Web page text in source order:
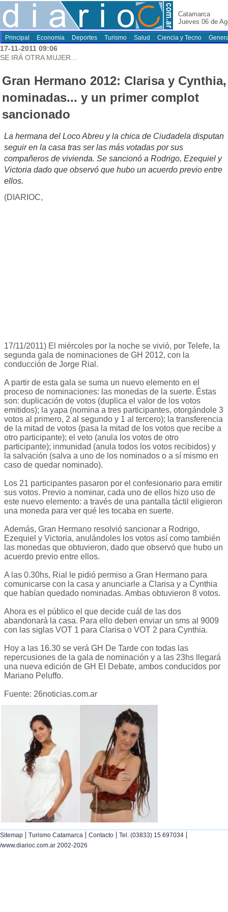
Catamarca
Jueves 06 de
Principal Economia Deportes Turismo Salud Ciencia y Tecno
17-11-2011 09:06
SE IRÁ OTRA MUJER...
Gran Hermano 2012: Clarisa y Cynthia,
nominadas... y un primer complot
sancionado
La hermana del Loco Abreu y la chica de Ciudadela disputan
seguir en la casa tras ser las más votadas por sus
compañeros de vivienda. Se sancionó a Rodrigo, Ezequiel y
Victoria dado que observó que hubo un acuerdo previo entre
ellos.
(DIARIOC,
17/11/2011) El miércoles por la noche se vivió, por Telefe, la
segunda gala de nominaciones de GH 2012, con la
conducción de Jorge Rial.
A partir de esta gala se suma un nuevo elemento en el
proceso de nominaciones: las monedas de la suerte. Éstas
son: duplicación de votos (duplica el valor de los votos
emitidos); la yapa (nomina a tres participantes, otorgándole 3
votos al primero, 2 al segundo y 1 al tercero); la transferencia
de la mitad de votos (pasa la mitad de los votos que recibe a
otro participante); el veto (anula los votos de otro
participante); inmunidad (anula todos los votos recibidos) y
la salvación (salva a uno de los nominados o a sí mismo en
caso de quedar nominado).
Los 21 participantes pasaron por el confesionario para emitir
sus votos. Previo a nominar, cada uno de ellos hizo uso de
este nuevo elemento: a través de una pantalla táctil eligieron
una moneda para ver qué les tocaba en suerte.
Además, Gran Hermano resolvió sancionar a Rodrigo,
Ezequiel y Victoria, anulándoles los votos así como también
las monedas que obtuvieron, dado que observó que hubo un
acuerdo previo entre ellos.
A las 0.30hs, Rial le pidió permiso a Gran Hermano para
comunicarse con la casa y anunciarle a Clarisa y a Cynthia
que habían quedado nominadas. Ambas obtuvieron 8 votos.
Ahora es el público el que decide cuál de las dos
abandonará la casa. Para ello deben enviar un sms al 9009
con las siglas VOT 1 para Clarisa o VOT 2 para Cynthia.
Hoy a las 16.30 se verá GH De Tarde con todas las
repercusiones de la gala de nominación y a las 23hs llegará
una nueva edición de GH El Debate, ambos conducidos por
Mariano Peluffo.
Fuente: 26noticias.com.ar
Sitemap | Turismo Catamarca | Contacto | Tel. (03833) 15 697034 |
/www.diarioc.com.ar 2002-2026